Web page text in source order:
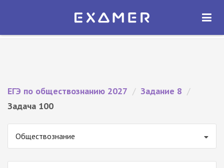
Экзамер — ЕГЭ 2027
ОТКРЫТЬ
ЕГЭ по обществознанию 2027 / Задание 8 /
Задача 100
Обществознание